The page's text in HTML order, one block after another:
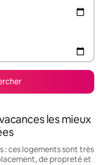
les mieux
: ces logements sont très
de propreté et